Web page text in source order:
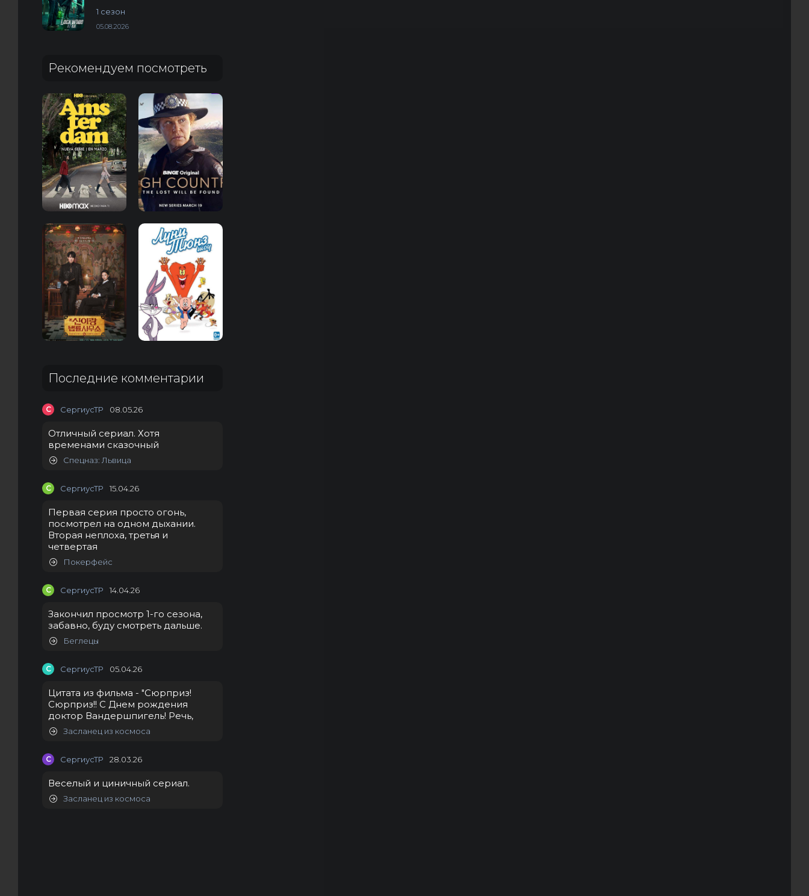
1 сезон
05.08.2026
Рекомендуем посмотреть
Последние комментарии
С СергиусТР 08.05.26
Отличный сериал. Хотя
временами сказочный
Спецназ: Львица
С СергиусТР 15.04.26
Первая серия просто огонь,
посмотрел на одном дыхании.
Вторая неплоха, третья и
четвертая
Покерфейс
С СергиусТР 14.04.26
Закончил просмотр 1-го сезона,
забавно, буду смотреть дальше.
Беглецы
С СергиусТР 05.04.26
Цитата из фильма - "Сюрприз!
Сюрприз!! С Днем рождения
доктор Вандершпигель! Речь,
Засланец из космоса
С СергиусТР 28.03.26
Веселый и циничный сериал.
Засланец из космоса